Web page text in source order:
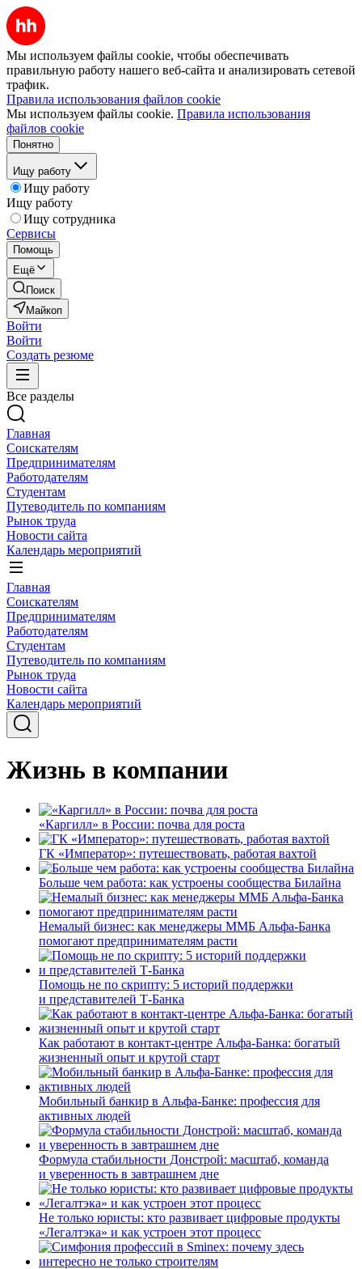
Мы используем файлы cookie, чтобы обеспечивать
правильную работу нашего веб-сайта и анализировать сетевой
трафик.
Правила использования файлов cookie
Мы используем файлы cookie. Правила использования
файлов cookie
Понятно
Ищу работу
Ищу работу
Ищу работу
Ищу сотрудника
Сервисы
Помощь
Ещё
Поиск
Майкоп
Войти
Войти
Создать резюме
Все разделы
Главная
Соискателям
Предпринимателям
Работодателям
Студентам
Путеводитель по компаниям
Рынок труда
Новости сайта
Календарь мероприятий
Главная
Соискателям
Предпринимателям
Работодателям
Студентам
Путеводитель по компаниям
Рынок труда
Новости сайта
Календарь мероприятий
Жизнь в компании
«Каргилл» в России: почва для роста
ГК «Император»: путешествовать, работая вахтой
Больше чем работа: как устроены сообщества Билайна
Немалый бизнес: как менеджеры ММБ Альфа-Банка
помогают предпринимателям расти
Помощь не по скрипту: 5 историй поддержки
и представителей Т-Банка
Как работают в контакт-центре Альфа-Банка: богатый
жизненный опыт и крутой старт
Мобильный банкир в Альфа-Банке: профессия для
активных людей
Формула стабильности Донстрой: масштаб, команда
и уверенность в завтрашнем дне
Не только юристы: кто развивает цифровые продукты
«Легалтэка» и как устроен этот процесс